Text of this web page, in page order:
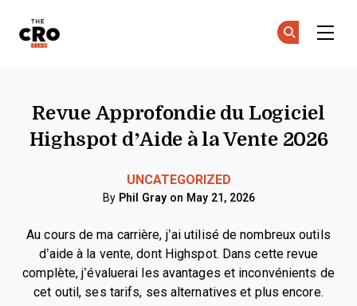
Revue Approfondie du Logiciel
Highspot d’Aide à la Vente 2026
UNCATEGORIZED
By Phil Gray on May 21, 2026
Au cours de ma carrière, j’ai utilisé de nombreux outils
d’aide à la vente, dont Highspot. Dans cette revue
complète, j’évaluerai les avantages et inconvénients de
cet outil, ses tarifs, ses alternatives et plus encore.